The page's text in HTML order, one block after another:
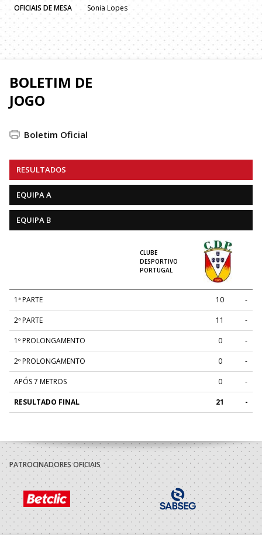
OFICIAIS DE MESA
Sonia Lopes
BOLETIM DE
JOGO
Boletim Oficial
RESULTADOS
EQUIPA A
EQUIPA B
CLUBE
DESPORTIVO
PORTUGAL
1ª PARTE 10 -
2ª PARTE 11 -
1º PROLONGAMENTO 0 -
2º PROLONGAMENTO 0 -
APÓS 7 METROS 0 -
RESULTADO FINAL 21 -
PATROCINADORES OFICIAIS